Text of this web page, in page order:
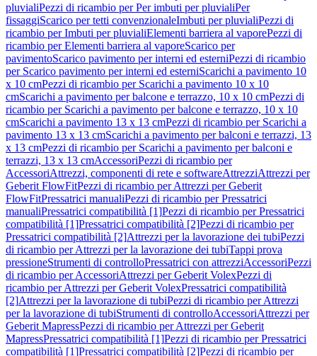
pluvialiPezzi di ricambio per Per imbuti per pluvialiPer
fissaggiScarico per tetti convenzionaleImbuti per pluvialiPezzi di
ricambio per Imbuti per pluvialiElementi barriera al vaporePezzi di
ricambio per Elementi barriera al vaporeScarico per
pavimentoScarico pavimento per interni ed esterniPezzi di ricambio
per Scarico pavimento per interni ed esterniScarichi a pavimento 10
x 10 cmPezzi di ricambio per Scarichi a pavimento 10 x 10
cmScarichi a pavimento per balcone e terrazzo, 10 x 10 cmPezzi di
ricambio per Scarichi a pavimento per balcone e terrazzo, 10 x 10
cmScarichi a pavimento 13 x 13 cmPezzi di ricambio per Scarichi a
pavimento 13 x 13 cmScarichi a pavimento per balconi e terrazzi, 13
x 13 cmPezzi di ricambio per Scarichi a pavimento per balconi e
terrazzi, 13 x 13 cmAccessoriPezzi di ricambio per
AccessoriAttrezzi, componenti di rete e softwareAttrezziAttrezzi per
Geberit FlowFitPezzi di ricambio per Attrezzi per Geberit
FlowFitPressatrici manualiPezzi di ricambio per Pressatrici
manualiPressatrici compatibilità [1]Pezzi di ricambio per Pressatrici
compatibilità [1]Pressatrici compatibilità [2]Pezzi di ricambio per
Pressatrici compatibilità [2]Attrezzi per la lavorazione dei tubiPezzi
di ricambio per Attrezzi per la lavorazione dei tubiTappi prova
pressioneStrumenti di controlloPressatrici con attrezziAccessoriPezzi
di ricambio per AccessoriAttrezzi per Geberit VolexPezzi di
ricambio per Attrezzi per Geberit VolexPressatrici compatibilità
[2]Attrezzi per la lavorazione di tubiPezzi di ricambio per Attrezzi
per la lavorazione di tubiStrumenti di controlloAccessoriAttrezzi per
Geberit MapressPezzi di ricambio per Attrezzi per Geberit
MapressPressatrici compatibilità [1]Pezzi di ricambio per Pressatrici
compatibilità [1]Pressatrici compatibilità [2]Pezzi di ricambio per